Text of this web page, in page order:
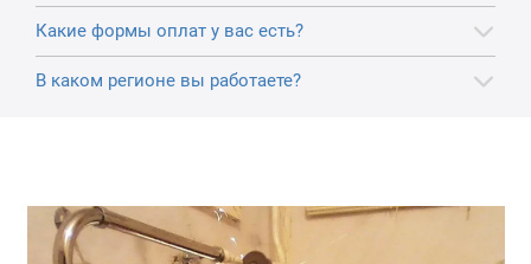
Какие формы оплат у вас есть?
В каком регионе вы работаете?